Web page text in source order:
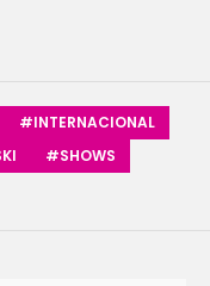
#INTERNACIONAL
#SHOWS